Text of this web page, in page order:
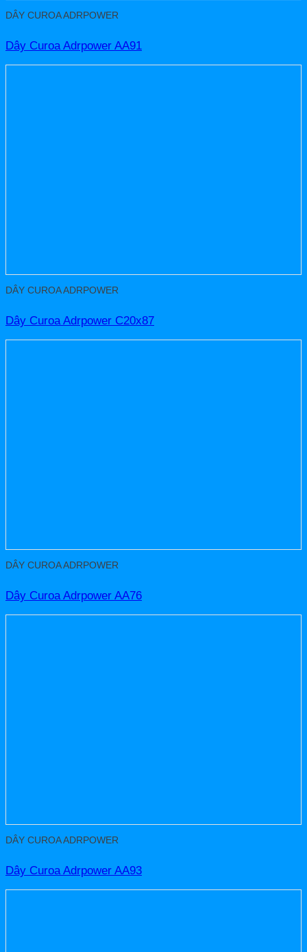
DÂY CUROA ADRPOWER
Dây Curoa Adrpower AA91
DÂY CUROA ADRPOWER
Dây Curoa Adrpower C20x87
DÂY CUROA ADRPOWER
Dây Curoa Adrpower AA76
DÂY CUROA ADRPOWER
Dây Curoa Adrpower AA93